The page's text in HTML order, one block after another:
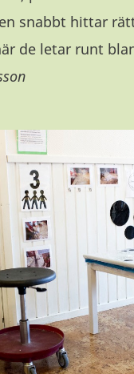
snabbt hittar
de letar runt